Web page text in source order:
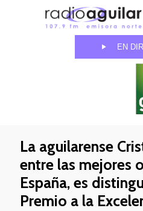
EN
La aguilarense
entre las mejores
España, es
Premio a la